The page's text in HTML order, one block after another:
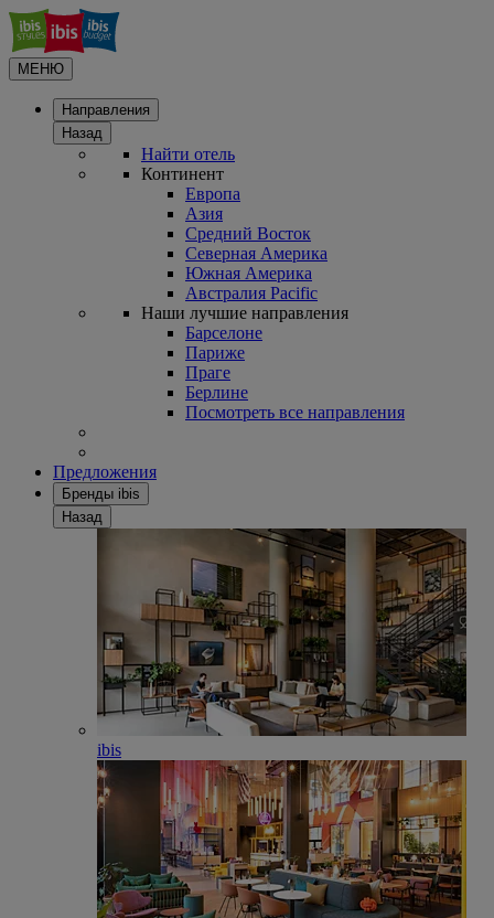
МЕНЮ
Направления
Назад
Найти отель
Континент
Европа
Азия
Средний Восток
Северная Америка
Южная Америка
Австралия Pacific
Наши лучшие направления
Барселоне
Париже
Праге
Берлине
Посмотреть все направления
Предложения
Бренды ibis
Назад
ibis